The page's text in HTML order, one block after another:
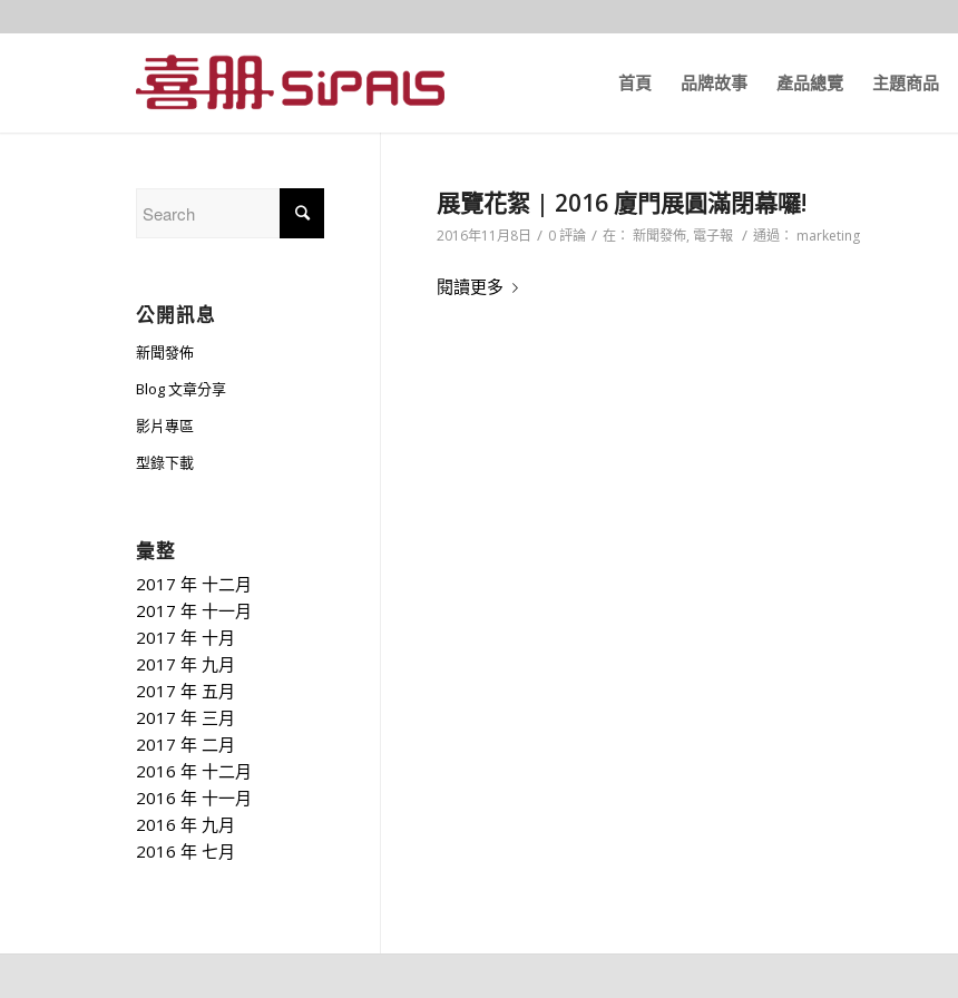
首頁 品牌故事 產品總覽 主題商品
展覽花絮 | 2016 廈門展圓滿閉幕囉!
2016年11月8日 / 0 評論 / 在： 新聞發佈, 電子報 / 通過： marketing
閱讀更多
公開訊息
新聞發佈
Blog 文章分享
影片專區
型錄下載
彙整
2017 年 十二月
2017 年 十一月
2017 年 十月
2017 年 九月
2017 年 五月
2017 年 三月
2017 年 二月
2016 年 十二月
2016 年 十一月
2016 年 九月
2016 年 七月